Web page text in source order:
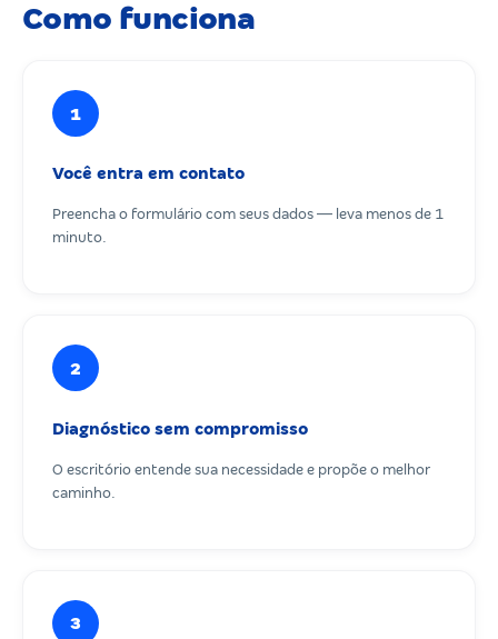
Como funciona
1
Você entra em contato
Preencha o formulário com seus dados — leva menos de 1
minuto.
2
Diagnóstico sem compromisso
O escritório entende sua necessidade e propõe o melhor
caminho.
3